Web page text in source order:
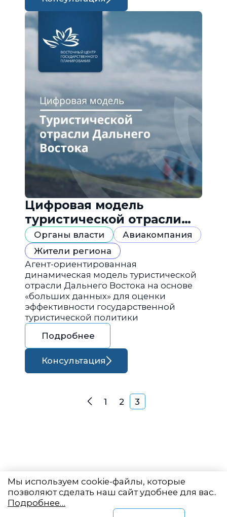
Цифровая модель
туристической отрасли
Дальнего Востока
Органы власти
Авиакомпания
Жители региона
Агент-ориентированная
динамическая модель туристической
отрасли Дальнего Востока на основе
«больших данных» для оценки
эффективности государственной
туристической политики
Подробнее
Консультация
Навигация по
Назад
1 2 3
Мы используем cookie-файлы, которые
позволяют сделать наш сайт удобнее для вас..
Подробнее…